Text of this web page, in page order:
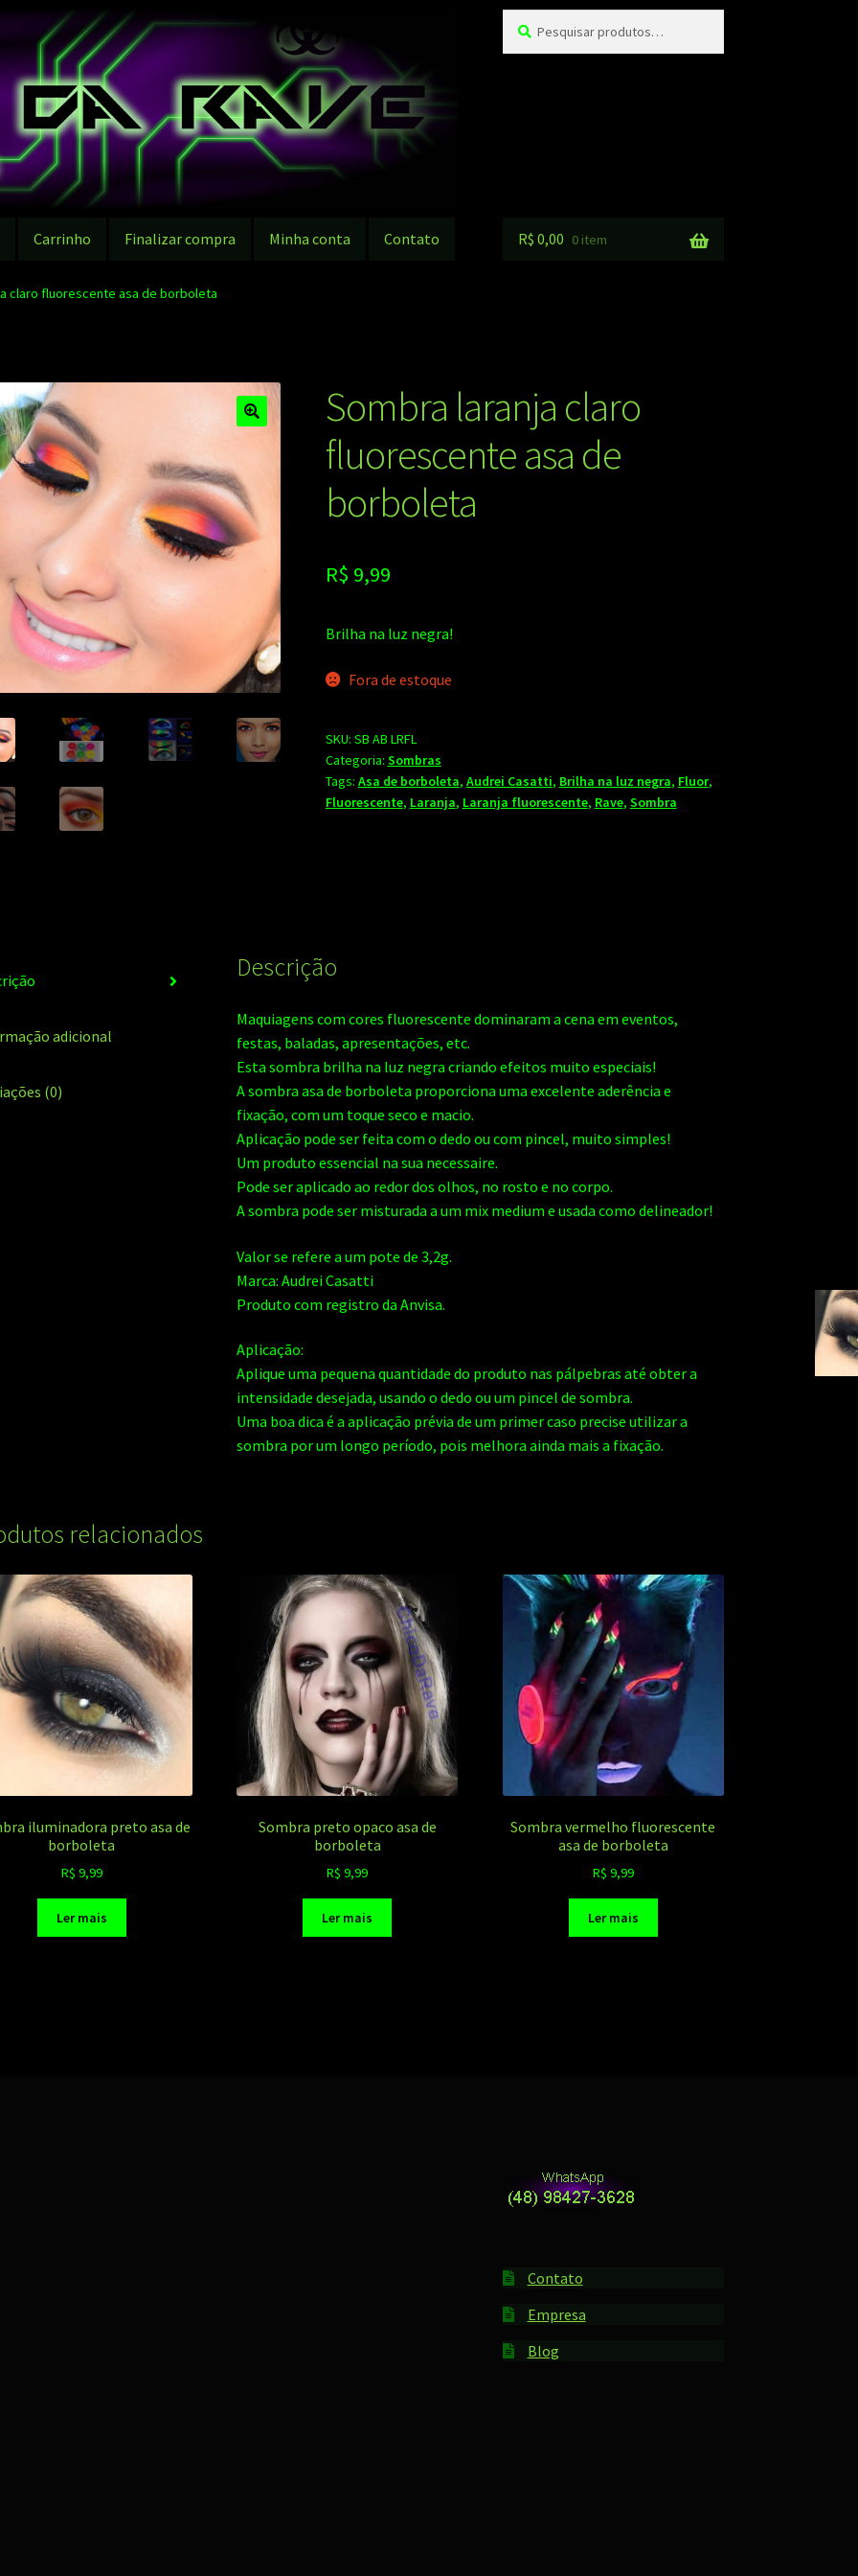
por:
Carrinho Finalizar compra Minha conta Contato R$ 0,00 0 item
claro fluorescente asa de borboleta
Sombra laranja claro
fluorescente asa de
borboleta
R$ 9,99
Brilha na luz negra!
Fora de estoque
SKU: SB AB LRFL
Categoria: Sombras
Tags: Asa de borboleta, Audrei Casatti, Brilha na luz negra, Fluor,
Fluorescente, Laranja, Laranja fluorescente, Rave, Sombra
adicional
(0)
Descrição
Maquiagens com cores fluorescente dominaram a cena em eventos,
festas, baladas, apresentações, etc.
Esta sombra brilha na luz negra criando efeitos muito especiais!
A sombra asa de borboleta proporciona uma excelente aderência e
fixação, com um toque seco e macio.
Aplicação pode ser feita com o dedo ou com pincel, muito simples!
Um produto essencial na sua necessaire.
Pode ser aplicado ao redor dos olhos, no rosto e no corpo.
A sombra pode ser misturada a um mix medium e usada como delineador!
Valor se refere a um pote de 3,2g.
Marca: Audrei Casatti
Produto com registro da Anvisa.
Aplicação:
Aplique uma pequena quantidade do produto nas pálpebras até obter a
intensidade desejada, usando o dedo ou um pincel de sombra.
Uma boa dica é a aplicação prévia de um primer caso precise utilizar a
sombra por um longo período, pois melhora ainda mais a fixação.
relacionados
iluminadora preto asa de
borboleta
R$ 9,99
Ler mais
Sombra preto opaco asa de
borboleta
R$ 9,99
Ler mais
Sombra vermelho fluorescente
asa de borboleta
R$ 9,99
Ler mais
Contato
Empresa
Blog